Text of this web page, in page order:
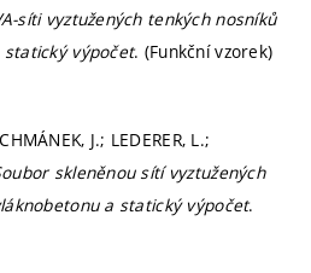
síti vyztužených tenkých nosníků
výpočet. (Funkční vzorek)
J.; LEDERER, L.;
skleněnou sítí vyztužených
a statický výpočet.